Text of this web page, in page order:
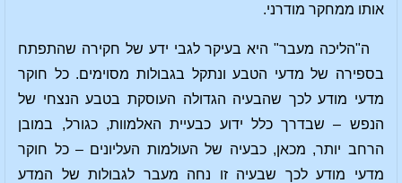
אותו ממחקר מודרני.
ה"הליכה מעבר" היא בעיקר לגבי ידע של חקירה שהתפתח
בספירה של מדעי הטבע ונתקל בגבולות מסוימים. כל חוקר
מדעי מודע לכך שהבעיה הגדולה העוסקת בטבע הנצחי של
הנפש – שבדרך כלל ידוע כבעיית האלמוות, כגורל, במובן
הרחב יותר, מכאן, כבעיה של העולמות העליונים – כל חוקר
מדעי מודע לכך שבעיה זו נחה מעבר לגבולות של המדע